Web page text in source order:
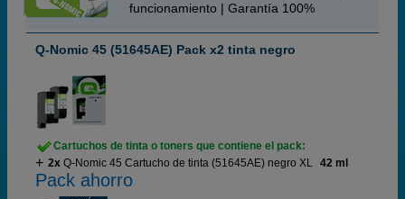
funcionamiento | Garantía 100%
Q-Nomic 45 (51645AE) Pack x2 tinta negro
Cartuchos de tinta o toners que contiene el pack:
2x Q-Nomic 45 Cartucho de tinta (51645AE) negro XL 42 ml
Pack ahorro